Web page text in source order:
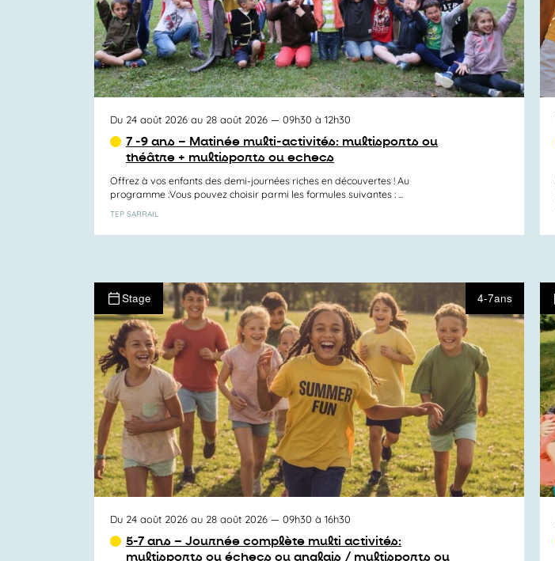
Du 24 août 2026 au 28 août 2026 — 09h30 à 12h30
7 -9 ans – Matinée multi-activités: multisports ou
théâtre + multisports ou echecs
Offrez à vos enfants des demi-journées riches en découvertes ! Au
programme :Vous pouvez choisir parmi les formules suivantes : ...
TEP SARRAIL
Stage 4-7ans
Du 24 août 2026 au 28 août 2026 — 09h30 à 16h30
5-7 ans – Journée complète multi activités:
multisports ou échecs ou anglais / multisports ou